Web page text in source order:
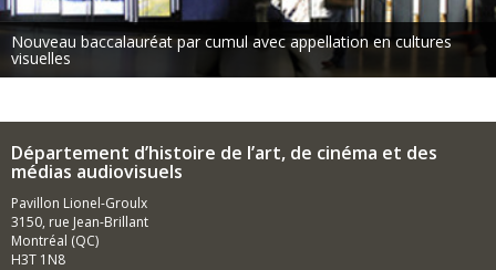
Nouveau baccalauréat par cumul avec appellation en cultures
visuelles
Département d’histoire de l’art, de cinéma et des
médias audiovisuels
Pavillon Lionel-Groulx
3150, rue Jean-Brillant
Montréal (QC)
H3T 1N8